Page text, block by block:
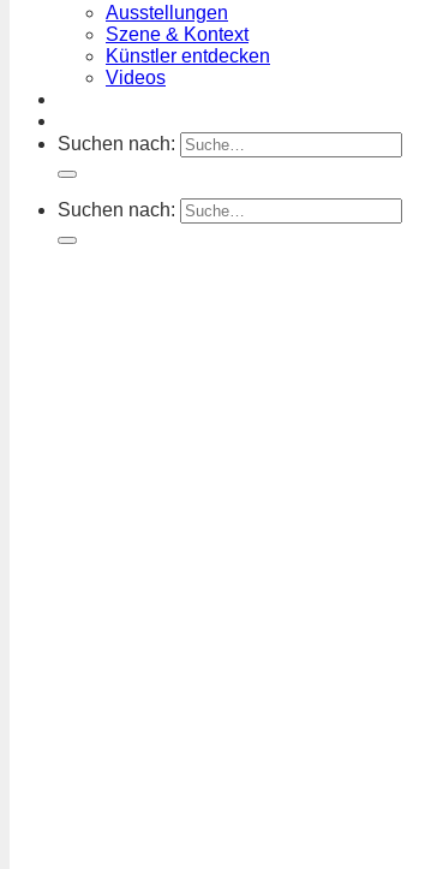
Ausstellungen
Szene & Kontext
Künstler entdecken
Videos
Suchen nach:
Suchen nach: